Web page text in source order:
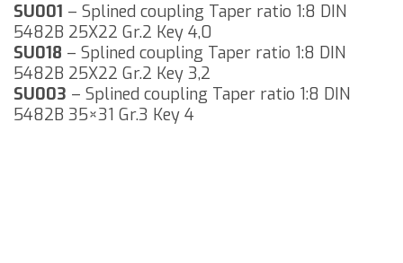
SU001 – Splined coupling Taper ratio 1:8 DIN
5482B 25X22 Gr.2 Key 4,0
SU018 – Splined coupling Taper ratio 1:8 DIN
5482B 25X22 Gr.2 Key 3,2
SU003 – Splined coupling Taper ratio 1:8 DIN
5482B 35×31 Gr.3 Key 4